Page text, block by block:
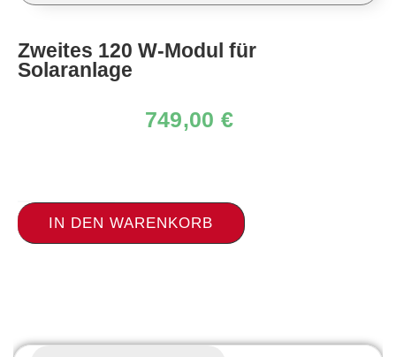
Zweites 120 W-Modul für
Solaranlage
749,00 €
IN DEN WARENKORB